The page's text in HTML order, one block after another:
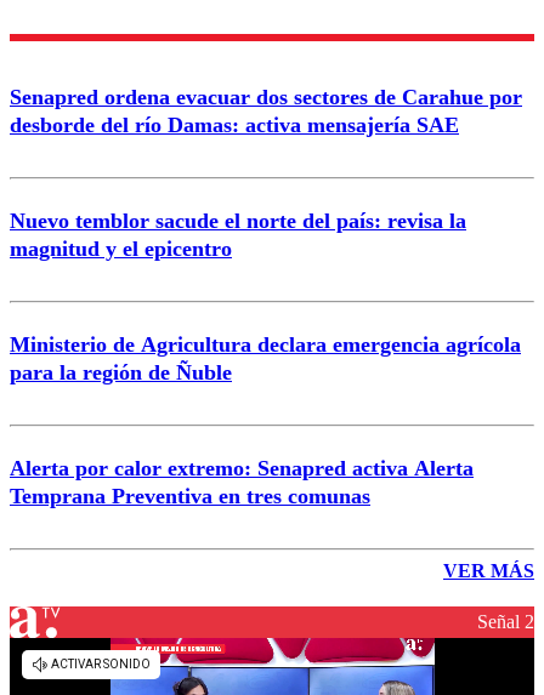
Enviar comentario
Senapred ordena evacuar dos sectores de Carahue por
desborde del río Damas: activa mensajería SAE
Nuevo temblor sacude el norte del país: revisa la
magnitud y el epicentro
Ministerio de Agricultura declara emergencia agrícola
para la región de Ñuble
Alerta por calor extremo: Senapred activa Alerta
Temprana Preventiva en tres comunas
VER MÁS
Señal 2